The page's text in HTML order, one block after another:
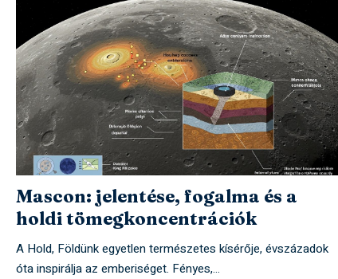
Mascon: jelentése, fogalma és a
holdi tömegkoncentrációk
A Hold, Földünk egyetlen természetes kísérője, évszázadok
óta inspirálja az emberiséget. Fényes,…